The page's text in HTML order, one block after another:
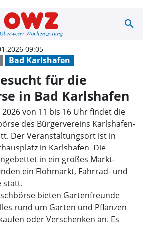
Aussteller search
Bad Karlshafen
09:05
für die
in Bad Karlshafen
2026 von 11 bis 16 Uhr findet die
des Bürgervereins Karlshafen-
Der Veranstaltungsort ist in
in Karlshafen. Die
in ein großes Markt-
ein Flohmarkt, Fahrrad- und
statt.
bieten Gartenfreunde
rund um Garten und Pflanzen
oder Verschenken an. Es